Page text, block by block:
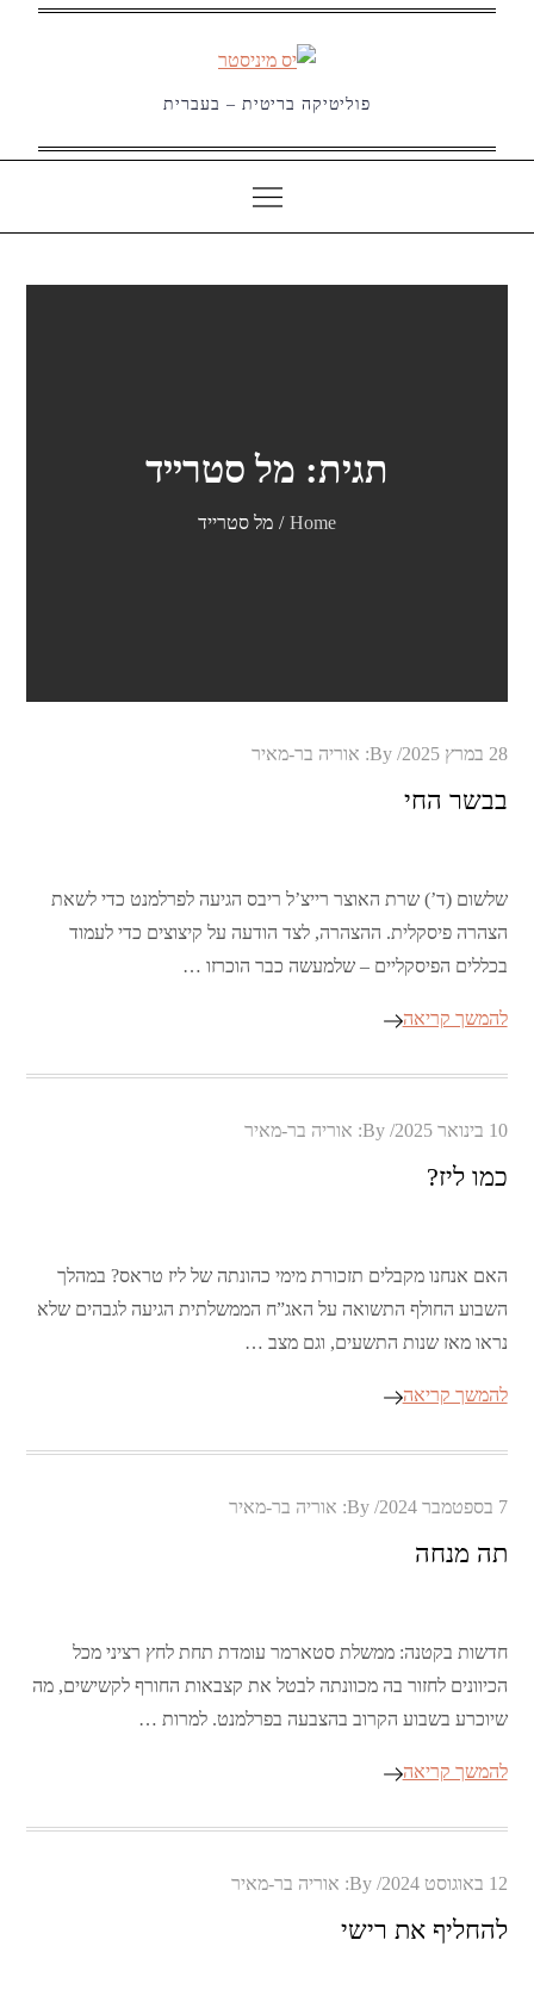
פוליטיקה בריטית – בעברית
תגית: מל סטרייד
Home מל סטרייד
Posted
28 במרץ 2025 By: אוריה בר-מאיר
בבשר החי
שלשום (ד’) שרת האוצר רייצ’ל ריבס הגיעה לפרלמנט כדי לשאת
הצהרה פיסקלית. ההצהרה, לצד הודעה על קיצוצים כדי לעמוד
בכללים הפיסקליים – שלמעשה כבר הוכרזו …
להמשך קריאה
Posted
10 בינואר 2025 By: אוריה בר-מאיר
כמו ליז?
האם אנחנו מקבלים תזכורת מימי כהונתה של ליז טראס? במהלך
השבוע החולף התשואה על האג”ח הממשלתית הגיעה לגבהים שלא
נראו מאז שנות התשעים, וגם מצב …
להמשך קריאה
Posted
7 בספטמבר 2024 By: אוריה בר-מאיר
תה מנחה
חדשות בקטנה: ממשלת סטארמר עומדת תחת לחץ רציני מכל
הכיוונים לחזור בה מכוונתה לבטל את קצבאות החורף לקשישים, מה
שיוכרע בשבוע הקרוב בהצבעה בפרלמנט. למרות …
להמשך קריאה
Posted
on
12 באוגוסט 2024 By: אוריה בר-מאיר
להחליף את רישי